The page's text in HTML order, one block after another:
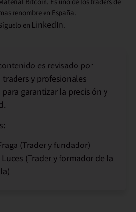
Bitcoin. Es uno de los traders de
renombre en España.
en LinkedIn.
es revisado por
traders y profesionales
garantizar la precisión y
(Trader y fundador)
(Trader y formador de la